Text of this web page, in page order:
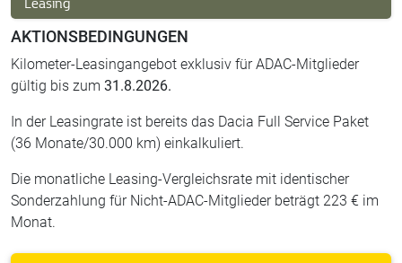
Leasing
AKTIONSBEDINGUNGEN
Kilometer-Leasingangebot exklusiv für ADAC-Mitglieder
gültig bis zum 31.8.2026.
In der Leasingrate ist bereits das Dacia Full Service Paket
(36 Monate/30.000 km) einkalkuliert.
Die monatliche Leasing-Vergleichsrate mit identischer
Sonderzahlung für Nicht-ADAC-Mitglieder beträgt 223 € im
Monat.